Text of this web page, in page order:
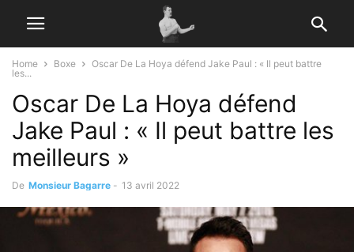
Home Boxe
Oscar De La Hoya défend Jake Paul : « Il peut battre
les...
Oscar De La Hoya défend
Jake Paul : « Il peut battre les
meilleurs »
De Monsieur Bagarre - 13 avril 2022